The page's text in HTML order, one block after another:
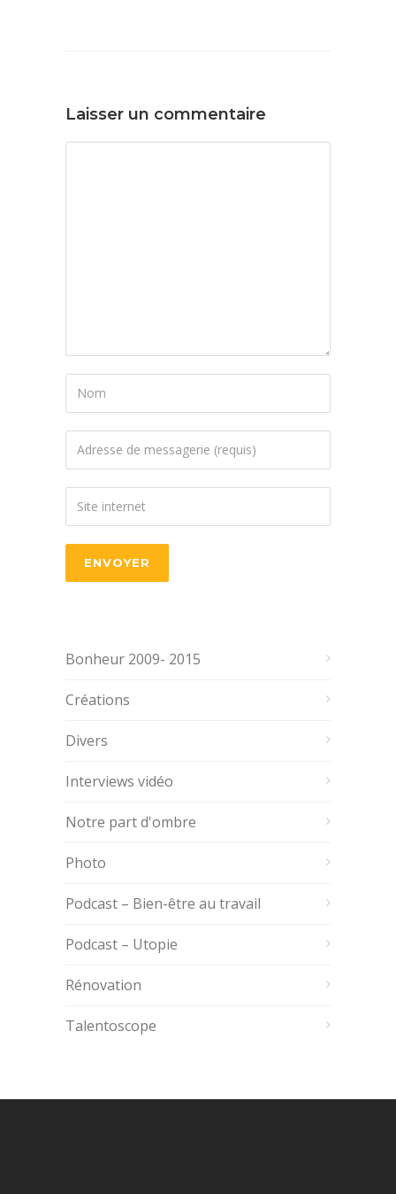
Laisser un commentaire
Bonheur 2009- 2015
Créations
Divers
Interviews vidéo
Notre part d'ombre
Photo
Podcast – Bien-être au travail
Podcast – Utopie
Rénovation
Talentoscope